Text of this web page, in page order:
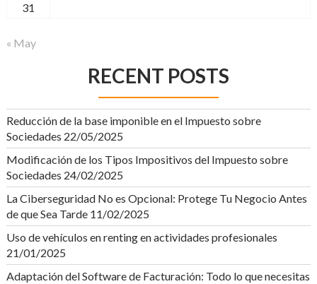
31
« May
RECENT POSTS
Reducción de la base imponible en el Impuesto sobre
Sociedades 22/05/2025
Modificación de los Tipos Impositivos del Impuesto sobre
Sociedades 24/02/2025
La Ciberseguridad No es Opcional: Protege Tu Negocio Antes
de que Sea Tarde 11/02/2025
Uso de vehículos en renting en actividades profesionales
21/01/2025
Adaptación del Software de Facturación: Todo lo que necesitas